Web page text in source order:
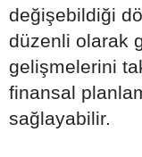
değişebildiği
düzenli olarak
gelişmelerini
finansal
sağlayabilir.